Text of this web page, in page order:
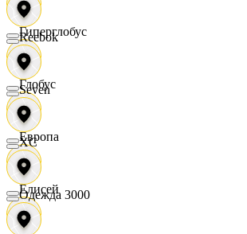
Гиперглобус
Глобус
Европа
Елисей
Reebok
Seven
XC
Одежда 3000